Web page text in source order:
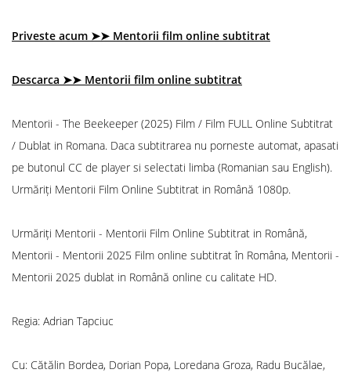
Priveste acum ➤➤ Mentorii film online subtitrat
Descarca ➤➤ Mentorii film online subtitrat
Mentorii - The Beekeeper (2025) Film / Film FULL Online Subtitrat
/ Dublat in Romana. Daca subtitrarea nu porneste automat, apasati
pe butonul CC de player si selectati limba (Romanian sau English).
Urmăriți Mentorii Film Online Subtitrat in Română 1080p.
Urmăriți Mentorii - Mentorii Film Online Subtitrat in Română,
Mentorii - Mentorii 2025 Film online subtitrat în Româna, Mentorii -
Mentorii 2025 dublat in Română online cu calitate HD.
Regia: Adrian Tapciuc
Cu: Cătălin Bordea, Dorian Popa, Loredana Groza, Radu Bucălae,